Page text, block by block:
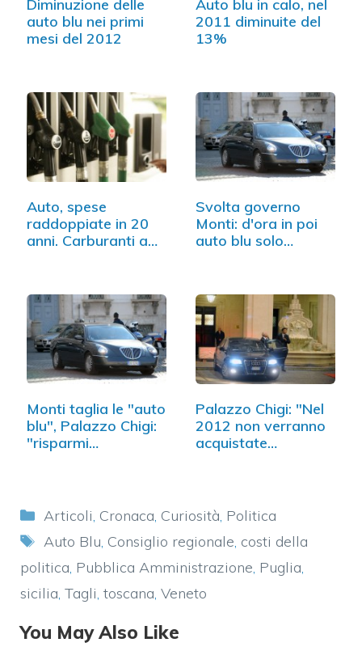
Diminuzione delle
auto blu nei primi
mesi del 2012
Auto blu in calo, nel
2011 diminuite del
13%
Auto, spese
raddoppiate in 20
anni. Carburanti a
Svolta governo
Monti: d'ora in poi
auto blu solo
Monti taglia le "auto
blu", Palazzo Chigi:
"risparmi…
Palazzo Chigi: "Nel
2012 non verranno
acquistate…
Categorie
Articoli Cronaca Curiosità Politica
Tag
Auto Blu Consiglio regionale costi della
politica Pubblica Amministrazione Puglia
sicilia Tagli toscana Veneto
You May Also Like